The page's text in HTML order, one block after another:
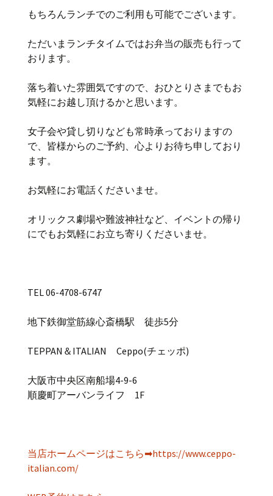
もちろんランチでのご利用も可能でございます。
ただいまランチタイムではお弁当の販売も行って
おります。
落ち着いた雰囲気ですので、おひとりさまでもお
気軽にお越し頂けるかと思います。
女子会や貸し切りなども常時承っておりますの
で、皆様からのご予約、心よりお待ち申しており
ます。
お気軽にお電話くださいませ。
オリックス劇場や難波神社など、イベントの帰り
にでもお気軽にお立ち寄りくださいませ。
TEL 06-4708-6747
地下鉄御堂筋線心斎橋駅 徒歩5分
TEPPAN＆ITALIAN Ceppo(チェッポ)
大阪市中央区南船場4-9-6
順慶町アーバンライフ 1F
当店ホームページはこちら➡https://www.ceppo-
italian.com/